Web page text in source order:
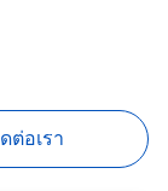
ต่อเรา